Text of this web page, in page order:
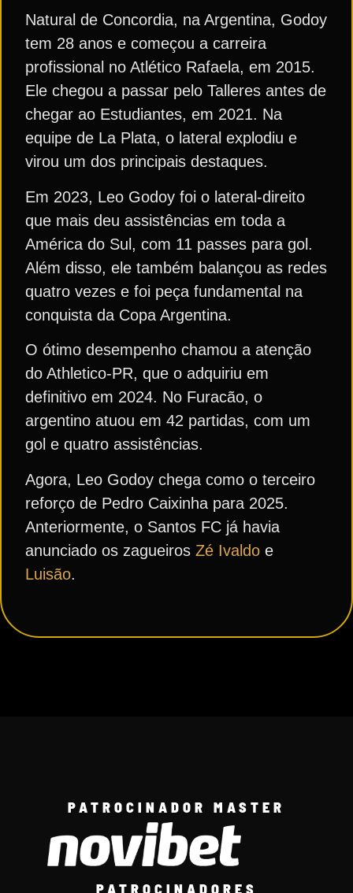
Natural de Concordia, na Argentina, Godoy
tem 28 anos e começou a carreira
profissional no Atlético Rafaela, em 2015.
Ele chegou a passar pelo Talleres antes de
chegar ao Estudiantes, em 2021. Na
equipe de La Plata, o lateral explodiu e
virou um dos principais destaques.
Em 2023, Leo Godoy foi o lateral-direito
que mais deu assistências em toda a
América do Sul, com 11 passes para gol.
Além disso, ele também balançou as redes
quatro vezes e foi peça fundamental na
conquista da Copa Argentina.
O ótimo desempenho chamou a atenção
do Athletico-PR, que o adquiriu em
definitivo em 2024. No Furacão, o
argentino atuou em 42 partidas, com um
gol e quatro assistências.
Agora, Leo Godoy chega como o terceiro
reforço de Pedro Caixinha para 2025.
Anteriormente, o Santos FC já havia
anunciado os zagueiros Zé Ivaldo e
Luisão.
PATROCINADOR MASTER
PATROCINADORES